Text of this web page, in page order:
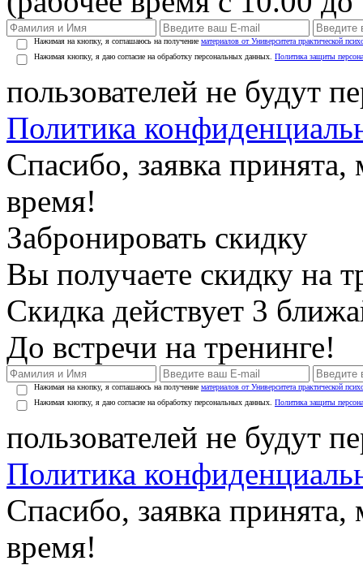
Нажимая на кнопку, я соглашаюсь на получение материалов от Университета практической
Нажимая кнопку, я даю согласие на обработку персональных данных. Политика защиты
пользователей не будут
Политика
Спасибо, заявка
время!
Забронировать скидку
Вы получаете скидку на
Скидка действует 3
До встречи на тренинге!
Нажимая на кнопку, я соглашаюсь на получение материалов от Университета практической
Нажимая кнопку, я даю согласие на обработку персональных данных. Политика защиты
пользователей не будут
Политика
Спасибо, заявка
время!